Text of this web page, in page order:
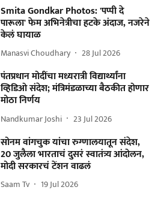
Smita Gondkar Photos: 'पप्पी दे
पारूला' फेम अभिनेत्रीचा हटके अंदाज, नजरेने
केलं घायाळ
Manasvi Choudhary 28 Jul 2026
पंतप्रधान मोदींचा मध्यरात्री विद्यार्थ्यांना
व्हिडिओ संदेश; मंत्रिमंडळाच्या बैठकीत होणार
मोठा निर्णय
Nandkumar Joshi 23 Jul 2026
सोनम वांगचुक यांचा रुग्णालयातून संदेश,
20 जुलैला भारताचं दुसरं स्वातंत्र्य आंदोलन,
मोदी सरकारचं टेंशन वाढलं
Saam Tv 19 Jul 2026